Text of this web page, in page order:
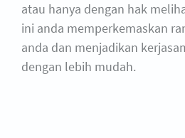
atau hanya dengan hak
ini anda memperkemaskan
anda dan menjadikan
dengan lebih mudah.